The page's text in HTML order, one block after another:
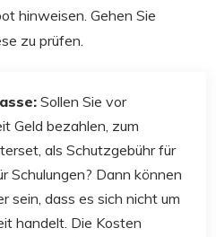
hinweisen. Gehen Sie
zu prüfen.
Sollen Sie vor
Geld bezahlen, zum
als Schutzgebühr für
Schulungen? Dann können
sein, dass es sich nicht um
handelt. Die Kosten